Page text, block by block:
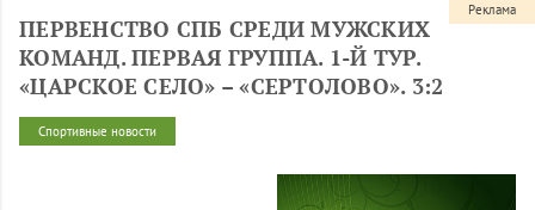
ПЕРВЕНСТВО СПБ СРЕДИ МУЖСКИХ
КОМАНД. ПЕРВАЯ ГРУППА. 1-Й ТУР.
«ЦАРСКОЕ СЕЛО» – «СЕРТОЛОВО». 3:2
Спортивные новости
Реклама